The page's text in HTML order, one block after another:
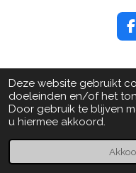
Deze website gebruikt
doeleinden en/of het
Door gebruik te blijven
u hiermee akkoord.
F
a
e
b
o